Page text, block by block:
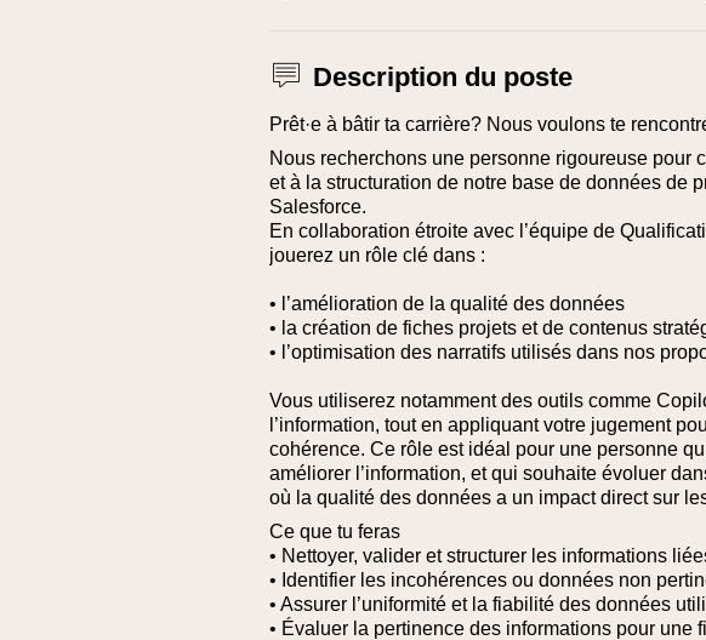
Description du poste
Prêt·e à bâtir ta carrière? Nous voulons te
Nous recherchons une personne rigoureuse pour
et à la structuration de notre base de données de
Salesforce.
En collaboration étroite avec l’équipe de
jouerez un rôle clé dans :
• l’amélioration de la qualité des données
• la création de fiches projets et de contenus
• l’optimisation des narratifs utilisés dans nos
Vous utiliserez notamment des outils comme
l’information, tout en appliquant votre jugement
cohérence. Ce rôle est idéal pour une personne
améliorer l’information, et qui souhaite évoluer
où la qualité des données a un impact direct sur
Ce que tu feras
• Nettoyer, valider et structurer les informations
• Identifier les incohérences ou données non
• Assurer l’uniformité et la fiabilité des données
• Évaluer la pertinence des informations pour une